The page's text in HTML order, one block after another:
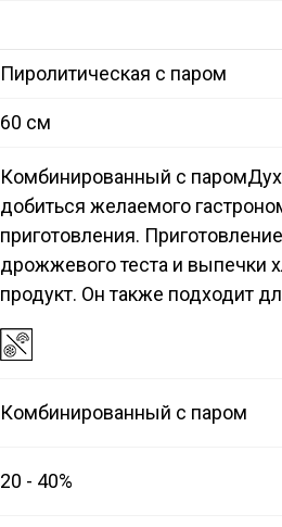
Пиролитическая с паром
60 см
Комбинированный с паром
добиться желаемого
приготовления.
дрожжевого теста и выпечки
продукт. Он также подходит
Комбинированный с паром
20 - 40%